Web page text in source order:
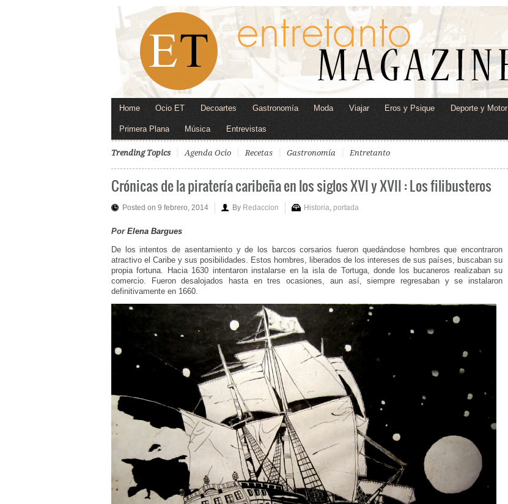
Home Ocio ET Decoartes Gastronomía Moda Viajar Eros y Psique Deporte y Motor
Primera Plana Música Entrevistas
Trending Topics Agenda Ocio Recetas Gastronomía Entretanto
Crónicas de la piratería caribeña en los siglos XVI y XVII : Los filibusteros
Posted on 9 febrero, 2014 By Redaccion Historia portada
Por Elena Bargues
De los intentos de asentamiento y de los barcos corsarios fueron quedándose hombres que encontraron
atractivo el Caribe y sus posibilidades. Estos hombres, liberados de los intereses de sus países, buscaban su
propia fortuna. Hacia 1630 intentaron instalarse en la isla de Tortuga, donde los bucaneros realizaban su
comercio. Fueron desalojados hasta en tres ocasiones, aun así, siempre regresaban y se instalaron
definitivamente en 1660.